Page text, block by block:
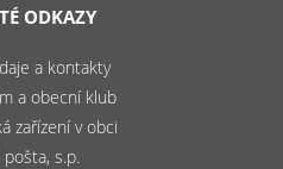
ODKAZY
a kontakty
a obecní klub
zařízení v obci
pošta, s.p.